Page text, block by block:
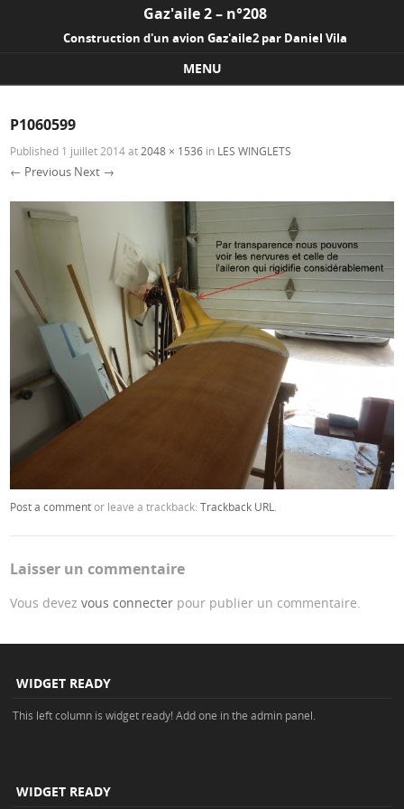
Gaz'aile 2 – n°208
Construction d'un avion Gaz'aile2 par Daniel Vila
MENU
P1060599
Published 1 juillet 2014at 2048 × 1536 in LES WINGLETS
← Previous Next →
Post a commentor leave a trackback:Trackback URL
Laisser un commentaire
Vous devezvous connecter pour publier un commentaire.
WIDGET READY
This left column is widget ready! Add one in the admin panel.
WIDGET READY